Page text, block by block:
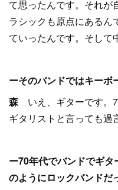
て思ったんです。それが
ラシックも原点にあるん
ていったんです。そして
ーそのバンドではキーボ
森 いえ、ギターです。
ギタリストと言っても過
ー70年代でバンドでギ
のようにロックバンドだ